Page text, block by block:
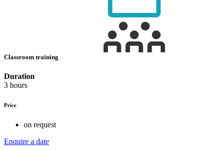
Classroom training
Duration
3 hours
Price
on request
Enquire a date